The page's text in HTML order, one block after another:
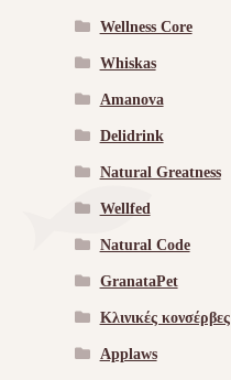
Wellness Core
Whiskas
Amanova
Delidrink
Natural Greatness
Wellfed
Natural Code
GranataPet
Κλινικές κονσέρβες
Applaws